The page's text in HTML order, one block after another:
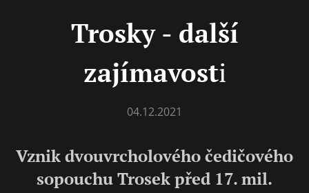
Trosky - další
zajímavosti
04.12.2021
Vznik dvouvrcholového čedičového
sopouchu Trosek před 17. mil.